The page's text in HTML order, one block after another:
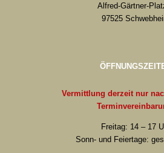
Alfred-Gärtner-
97525
Vermittlung derzeit nur
Freitag: 14 – 17
Sonn- und Feiertage: